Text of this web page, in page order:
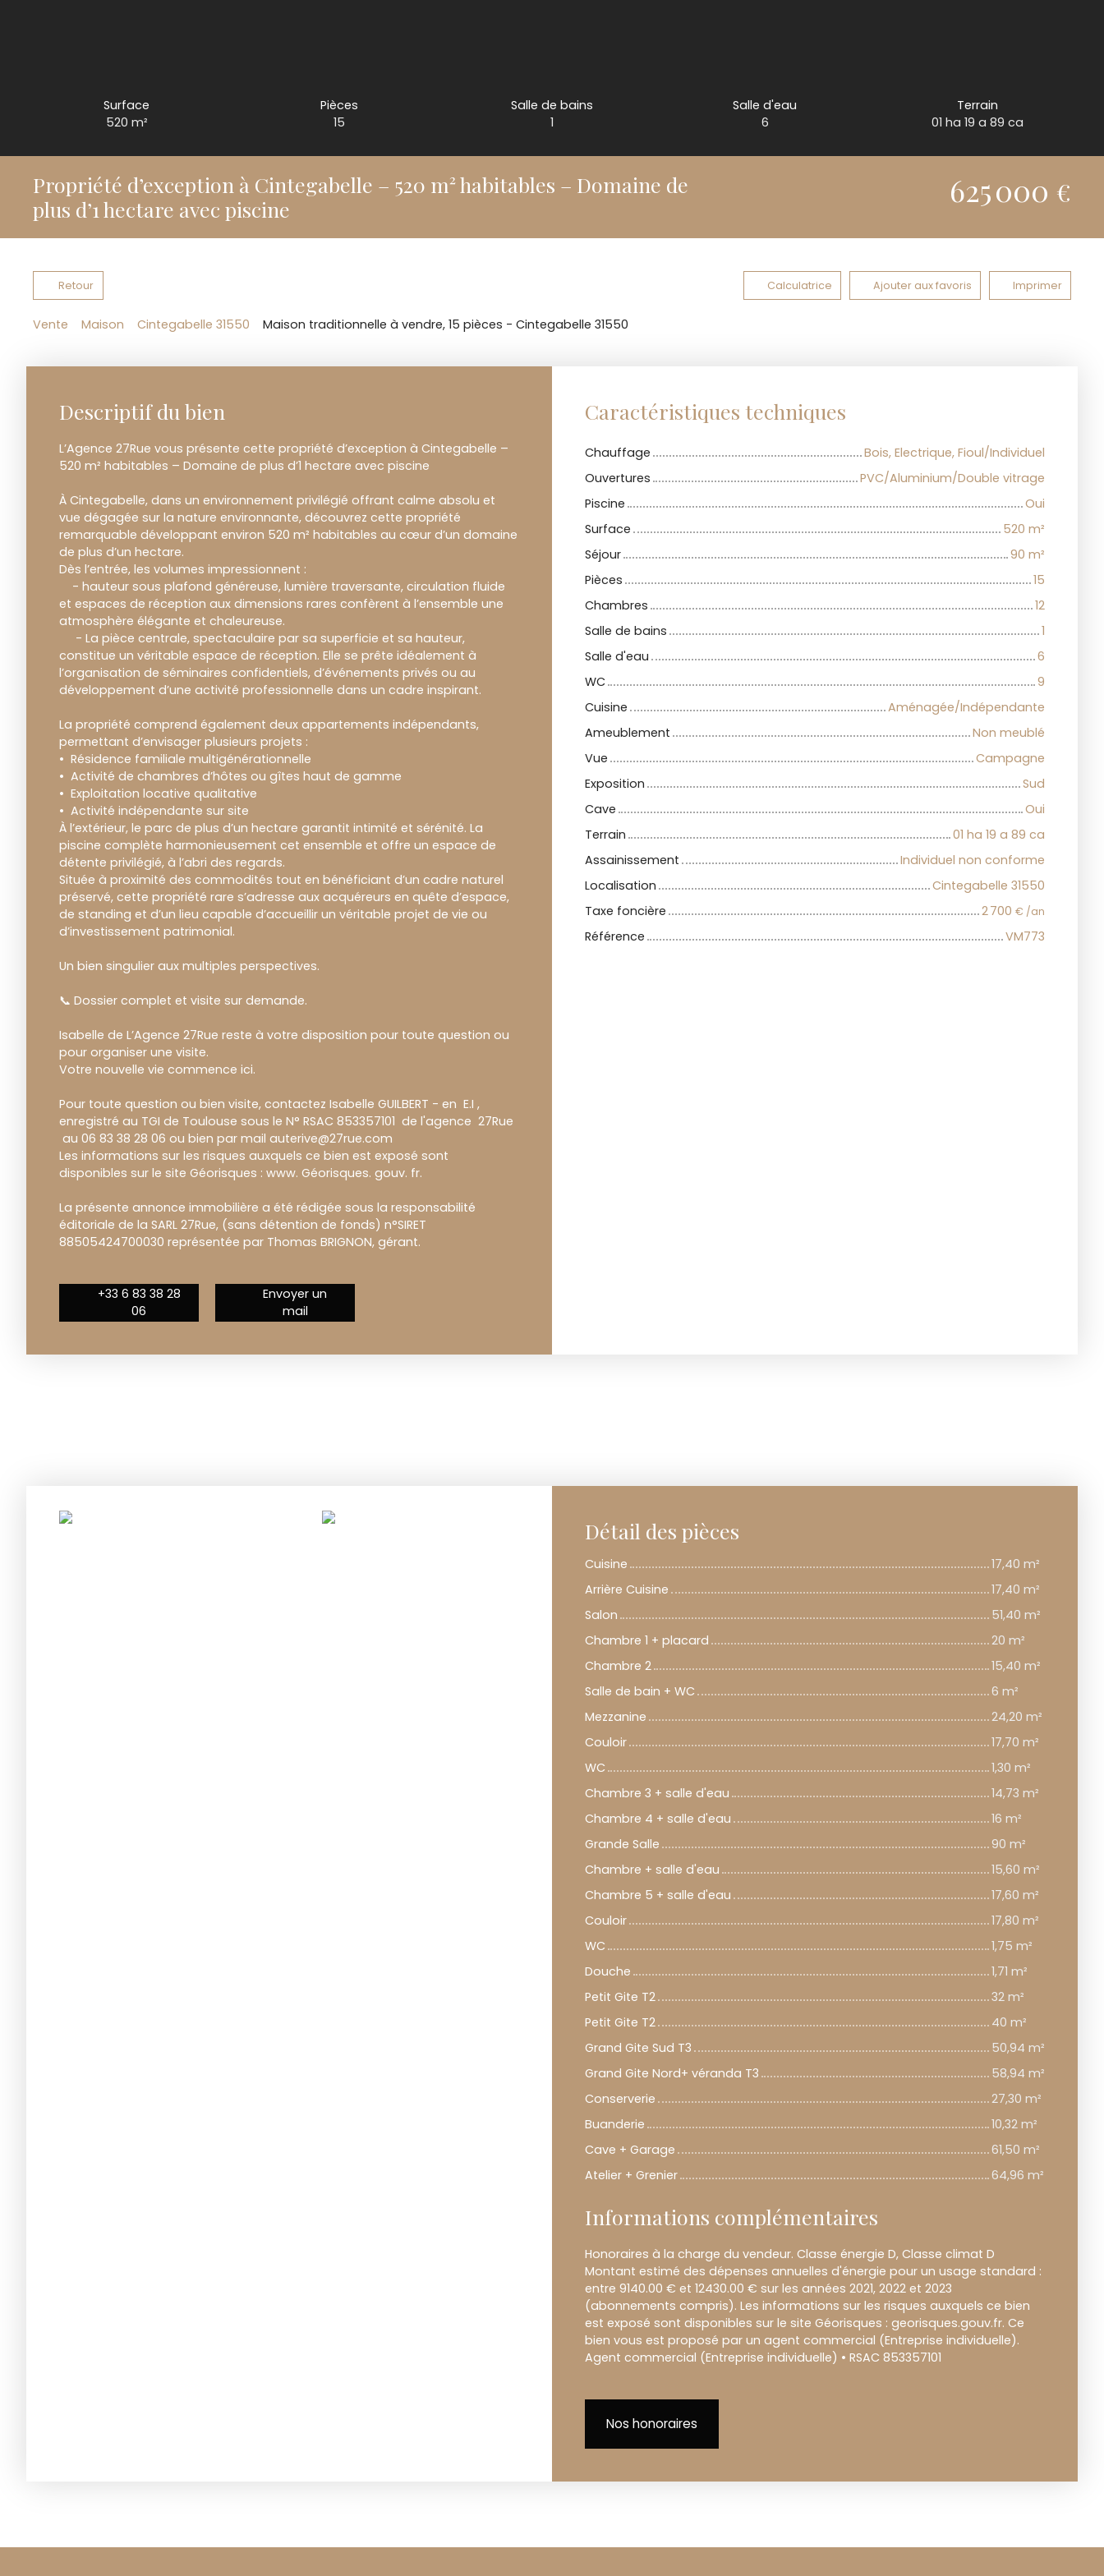
Surface
520 m²
Pièces
15
Salle de bains
1
Salle d'eau
6
Terrain
01 ha 19 a 89 ca
Propriété d’exception à Cintegabelle – 520 m² habitables – Domaine de
plus d’1 hectare avec piscine
625 000 €
Retour Calculatrice Ajouter aux favoris Imprimer
Vente Maison Cintegabelle 31550 Maison traditionnelle à vendre, 15 pièces - Cintegabelle 31550
Descriptif du bien
L’Agence 27Rue vous présente cette propriété d’exception à Cintegabelle –
520 m² habitables – Domaine de plus d’1 hectare avec piscine
À Cintegabelle, dans un environnement privilégié offrant calme absolu et
vue dégagée sur la nature environnante, découvrez cette propriété
remarquable développant environ 520 m² habitables au cœur d’un domaine
de plus d’un hectare.
Dès l’entrée, les volumes impressionnent :
- hauteur sous plafond généreuse, lumière traversante, circulation fluide
et espaces de réception aux dimensions rares confèrent à l’ensemble une
atmosphère élégante et chaleureuse.
- La pièce centrale, spectaculaire par sa superficie et sa hauteur,
constitue un véritable espace de réception. Elle se prête idéalement à
l’organisation de séminaires confidentiels, d’événements privés ou au
développement d’une activité professionnelle dans un cadre inspirant.
La propriété comprend également deux appartements indépendants,
permettant d’envisager plusieurs projets :
Résidence familiale multigénérationnelle
Activité de chambres d’hôtes ou gîtes haut de gamme
Exploitation locative qualitative
Activité indépendante sur site
À l’extérieur, le parc de plus d’un hectare garantit intimité et sérénité. La
piscine complète harmonieusement cet ensemble et offre un espace de
détente privilégié, à l’abri des regards.
Située à proximité des commodités tout en bénéficiant d’un cadre naturel
préservé, cette propriété rare s’adresse aux acquéreurs en quête d’espace,
de standing et d’un lieu capable d’accueillir un véritable projet de vie ou
d’investissement patrimonial.
Un bien singulier aux multiples perspectives.
📞 Dossier complet et visite sur demande.
Isabelle de L’Agence 27Rue reste à votre disposition pour toute question ou
pour organiser une visite.
Votre nouvelle vie commence ici.
Pour toute question ou bien visite, contactez Isabelle GUILBERT - en E.I ,
enregistré au TGI de Toulouse sous le N° RSAC 853357101 de l'agence 27Rue
au 06 83 38 28 06 ou bien par mail auterive@27rue.com
Les informations sur les risques auxquels ce bien est exposé sont
disponibles sur le site Géorisques : www. Géorisques. gouv. fr.
La présente annonce immobilière a été rédigée sous la responsabilité
éditoriale de la SARL 27Rue, (sans détention de fonds) n°SIRET
88505424700030 représentée par Thomas BRIGNON, gérant.
+33 6 83 38 28
06
Envoyer un
mail
Caractéristiques techniques
Chauffage
Bois, Electrique, Fioul/Individuel
Ouvertures
PVC/Aluminium/Double vitrage
Piscine
Oui
Surface
520 m²
Séjour
90 m²
Pièces
15
Chambres
12
Salle de bains
1
Salle d'eau
6
WC
9
Cuisine
Aménagée/Indépendante
Ameublement
Non meublé
Vue
Campagne
Exposition
Sud
Cave
Oui
Terrain
01 ha 19 a 89 ca
Assainissement
Individuel non conforme
Localisation
Cintegabelle 31550
Taxe foncière
2 700 € /an
Référence VM773
Détail des pièces
Cuisine
17,40 m²
Arrière Cuisine
17,40 m²
Salon
51,40 m²
Chambre 1 + placard
20 m²
Chambre 2
15,40 m²
Salle de bain + WC
6 m²
Mezzanine
24,20 m²
Couloir
17,70 m²
WC
1,30 m²
Chambre 3 + salle d'eau
14,73 m²
Chambre 4 + salle d'eau
16 m²
Grande Salle
90 m²
Chambre + salle d'eau
15,60 m²
Chambre 5 + salle d'eau
17,60 m²
Couloir
17,80 m²
WC
1,75 m²
Douche
1,71 m²
Petit Gite T2
32 m²
Petit Gite T2
40 m²
Grand Gite Sud T3
50,94 m²
Grand Gite Nord+ véranda T3
58,94 m²
Conserverie
27,30 m²
Buanderie
10,32 m²
Cave + Garage
61,50 m²
Atelier + Grenier
64,96 m²
Informations complémentaires
Honoraires à la charge du vendeur. Classe énergie D, Classe climat D
Montant estimé des dépenses annuelles d'énergie pour un usage standard :
entre 9140.00 € et 12430.00 € sur les années 2021, 2022 et 2023
(abonnements compris). Les informations sur les risques auxquels ce bien
est exposé sont disponibles sur le site Géorisques : georisques.gouv.fr. Ce
bien vous est proposé par un agent commercial (Entreprise individuelle).
Agent commercial (Entreprise individuelle) • RSAC 853357101
Nos honoraires